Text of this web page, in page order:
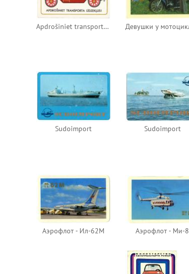
Apdrošiniet transporta līdzekļus!
Sudoimport Sudoimport
Аэрофлот - Ил-62М Аэрофлот - Ми-8